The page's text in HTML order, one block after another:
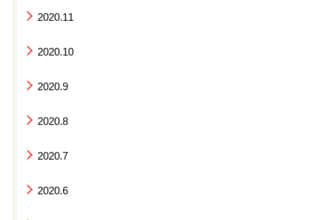
2020.11
2020.10
2020.9
2020.8
2020.7
2020.6